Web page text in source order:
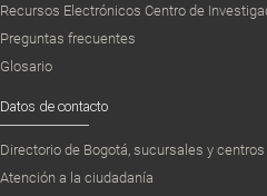
Recursos Electrónicos Centro de
Preguntas frecuentes
Glosario
Datos de contacto
Directorio de Bogotá, sucursales y
Atención a la ciudadanía